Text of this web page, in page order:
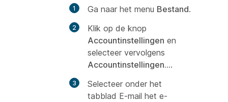
Ga naar het menu Bestand.
Klik op de knop
Accountinstellingen en
selecteer vervolgens
Accountinstellingen....
Selecteer onder het
tabblad E-mail het e-